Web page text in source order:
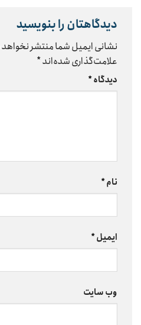
دیدگاهتان را بنویسید
نشانی ایمیل شما منتشر
علامت‌گذاری شده‌اند*
دیدگاه*
نام*
ایمیل*
وب‌ سایت